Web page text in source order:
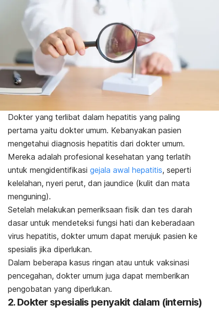
Dokter yang terlibat dalam hepatitis yang paling
pertama yaitu dokter umum. Kebanyakan pasien
mengetahui diagnosis hepatitis dari dokter umum.
Mereka adalah profesional kesehatan yang terlatih
untuk mengidentifikasi gejala awal hepatitis, seperti
kelelahan, nyeri perut, dan jaundice (kulit dan mata
menguning).
Setelah melakukan pemeriksaan fisik dan tes darah
dasar untuk mendeteksi fungsi hati dan keberadaan
virus hepatitis, dokter umum dapat merujuk pasien ke
spesialis jika diperlukan.
Dalam beberapa kasus ringan atau untuk vaksinasi
pencegahan, dokter umum juga dapat memberikan
pengobatan yang diperlukan.
2. Dokter spesialis penyakit dalam (internis)